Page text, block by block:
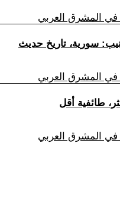
في المشرق العربي
في المشرق العربي
في المشرق العربي